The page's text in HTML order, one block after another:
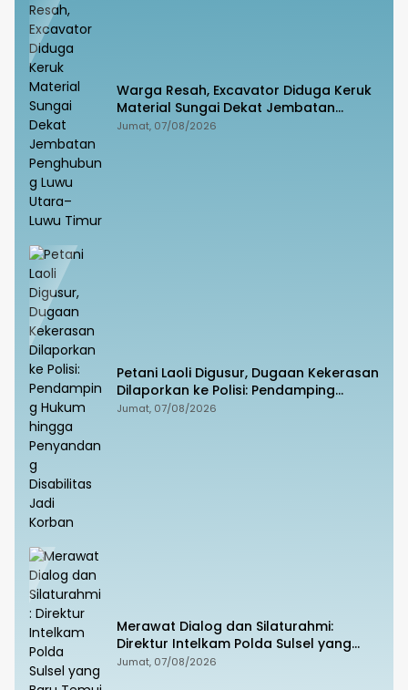
Warga Resah, Excavator Diduga Keruk
Material Sungai Dekat Jembatan
Penghubung Luwu Utara–Luwu Timur
Jumat, 07/08/2026
Petani Laoli Digusur, Dugaan Kekerasan
Dilaporkan ke Polisi: Pendamping
Hukum hingga Penyandang Disabilitas
Jumat, 07/08/2026
Merawat Dialog dan Silaturahmi:
Direktur Intelkam Polda Sulsel yang
Baru Temui Pengurus PBHI
Jumat, 07/08/2026